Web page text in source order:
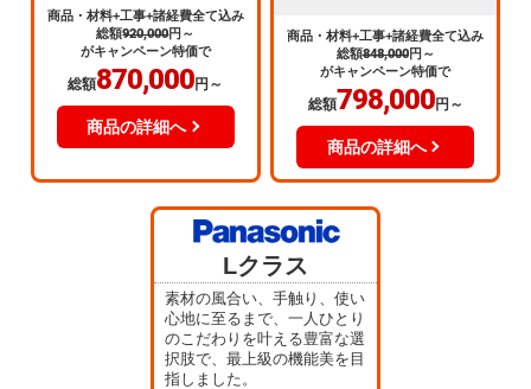
商品・材料+工事+諸経費全て込み
総額920,000円～
がキャンペーン特価で
総額870,000円～
商品の詳細へ
商品・材料+工事+諸経費全て込み
総額848,000円～
がキャンペーン特価で
総額798,000円～
商品の詳細へ
Lクラス
素材の風合い、手触り、使い
心地に至るまで、一人ひとり
のこだわりを叶える豊富な選
択肢で、最上級の機能美を目
指しました。